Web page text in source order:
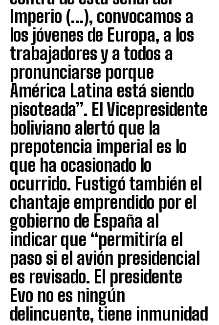
Imperio (…), convocamos a
los jóvenes de Europa, a los
trabajadores y a todos a
pronunciarse porque
América Latina está siendo
pisoteada”. El Vicepresidente
boliviano alertó que la
prepotencia imperial es lo
que ha ocasionado lo
ocurrido. Fustigó también el
chantaje emprendido por el
gobierno de España al
indicar que “permitiría el
paso si el avión presidencial
es revisado. El presidente
Evo no es ningún
delincuente, tiene inmunidad